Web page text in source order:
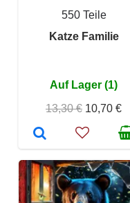
550 Teile
Katze Familie
Auf Lager (1)
13,30 € 10,70 €